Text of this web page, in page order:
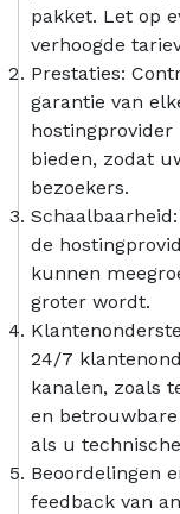
pakket. Let op
verhoogde
Prestaties:
garantie van
bieden, zodat
bezoekers.
de
kunnen
groter wordt.
24/7
kanalen, zoals
en
als u
Beoordelingen
feedback van